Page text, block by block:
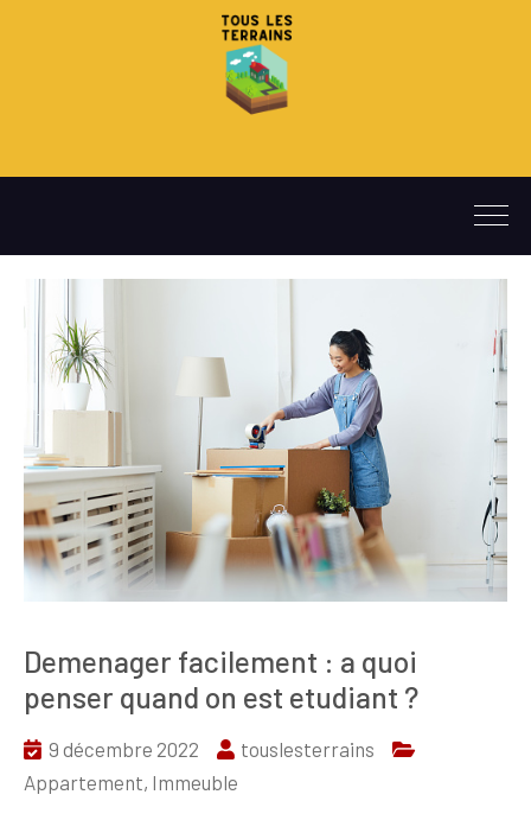
Demenager facilement : a quoi
penser quand on est etudiant ?
9 décembre 2022
touslesterrains
Appartement, Immeuble